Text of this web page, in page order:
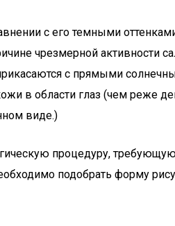
с его темными
чрезмерной активности
с прямыми
в области глаз (чем реже
виде.)
процедуру,
подобрать форму